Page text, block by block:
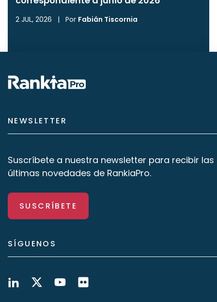
2 JUL, 2026 | Por Fabián Tiscornia
NEWSLETTER
Suscríbete a nuestra newsletter para recibir las
últimas novedades de RankiaPro.
SUSCRÍBETE
SÍGUENOS